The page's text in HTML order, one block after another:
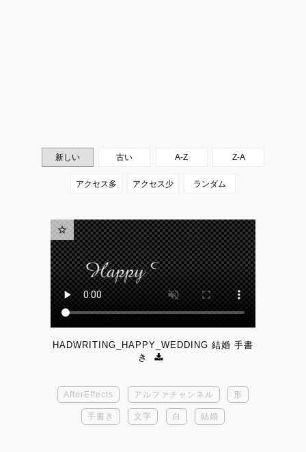
HADWRITING_HAPPY_WEDDING 結婚 手書
き
AfterEffects アルファチャンネル 形
手書き 文字 白 結婚